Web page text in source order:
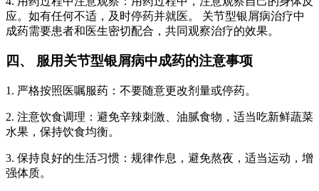
应。如有任何不适，及时停药并就医。 关节型银屑病治疗中
成药需要患者和医生密切配合，共同观察治疗的效果。
四、 服用关节型银屑病中成药的注意事项
1. 严格按照医嘱服药：不要随意更改剂量或停药。
2. 注意饮食调理：避免辛辣刺激、油腻食物，适当吃新鲜蔬菜
水果，保持饮食均衡。
3. 保持良好的生活习惯：规律作息，避免熬夜，适当运动，增
强体质。